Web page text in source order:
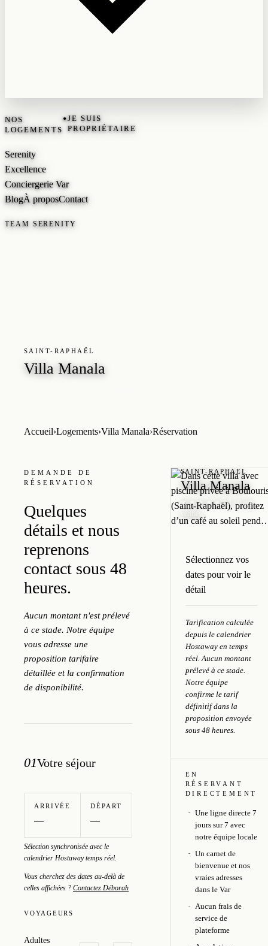
NOS
LOGEMENTS
•JE SUIS
PROPRIÉTAIRE
Serenity
Excellence
Conciergerie Var
BlogÀ proposContact
TEAM SERENITY
SAINT-RAPHAËL
Villa Manala
Accueil›Logements›Villa Manala›Réservation
DEMANDE DE
RÉSERVATION
Quelques
détails et nous
reprenons
contact sous 48
heures.
Aucun montant n'est prélevé
à ce stade. Notre équipe
vous adresse une
proposition tarifaire
détaillée et la confirmation
de disponibilité.
01Votre séjour
ARRIVÉE DÉPART
Sélection synchronisée avec le
calendrier Hostaway temps réel.
Vous cherchez des dates au-delà de
celles affichées ? Contactez Déborah
VOYAGEURS
Adultes
SAINT-RAPHAËL
Villa Manala
★ ★ ★ ★ ★4,8 · 0 avis
Sélectionnez vos
dates pour voir le
détail
Tarification calculée
depuis le calendrier
Hostaway en temps
réel. Aucun montant
prélevé à ce stade.
Notre équipe
confirme le tarif
définitif dans la
proposition envoyée
sous 48 heures.
EN
RÉSERVANT
DIRECTEMENT
Une ligne directe 7
jours sur 7 avec
notre équipe locale
Un carnet de
bienvenue et nos
vraies adresses
dans le Var
Aucun frais de
service de
plateforme